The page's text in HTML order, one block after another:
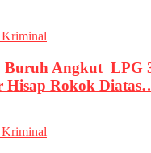
Buruh Angkut LPG
Hisap Rokok